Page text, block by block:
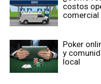
costos
Poker
y
local